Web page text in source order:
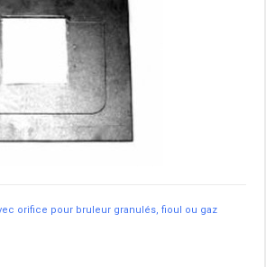
orifice pour bruleur granulés, fioul ou gaz